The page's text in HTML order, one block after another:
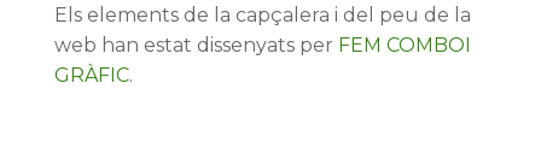
Els elements de la capçalera i del peu de la
web han estat dissenyats per FEM COMBOI
GRÀFIC.